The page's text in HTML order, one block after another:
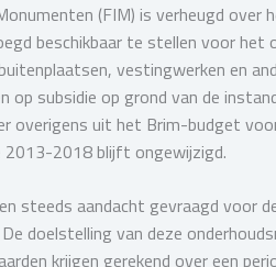
(FIM) is verheugd
beschikbaar te stellen voor het
vestingwerken en
subsidie op grond van de
overigens uit het Brim-budget
2013-2018 blijft ongewijzigd.
steeds aandacht gevraagd voor
doelstelling van deze
krijgen gerekend over een